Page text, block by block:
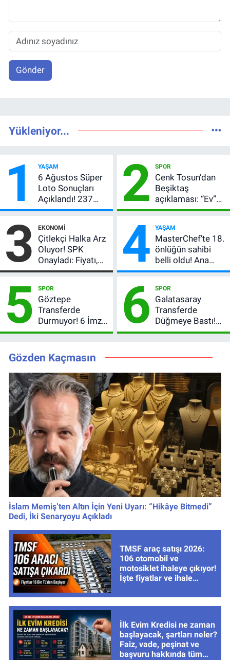
Gönder
Yükleniyor...
1 YAŞAM
6 Ağustos Süper
Loto Sonuçları
Açıklandı! 237
Milyon TL’lik
2 SPOR
Cenk Tosun’dan
Beşiktaş
açıklaması: “Ev”
dedi, asıl mesajı
verdi
3 EKONOMI
Çitlekçi Halka Arz
Oluyor! SPK
Onayladı: Fiyatı,
Lot Sayısı ve
Tarihi
4 YAŞAM
MasterChef’te 18.
önlüğün sahibi
belli oldu! Ana
kadroya giren
oldu?
5 SPOR
Göztepe
Transferde
Durmuyor! 6 İmza
Sonrası Yeni
Oldu
6 SPOR
Galatasaray
Transferde
Düğmeye Bastı!
Leao, Camavinga
Gözden Kaçmasın
İslam Memiş’ten Altın İçin Yeni Uyarı: “Hikâye Bitmedi”
Dedi, İki Senaryoyu Açıkladı
TMSF araç satışı 2026:
106 otomobil ve
motosiklet ihaleye çıkıyor!
İşte fiyatlar ve ihale
İlk Evim Kredisi ne zaman
başlayacak, şartları neler?
Faiz, vade, peşinat ve
başvuru hakkında tüm